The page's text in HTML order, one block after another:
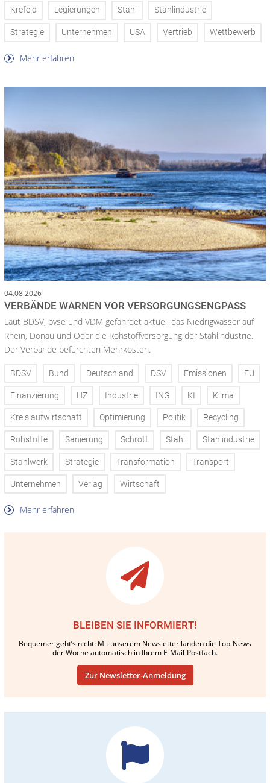
Krefeld Legierungen Stahl Stahlindustrie
Strategie Unternehmen USA Vertrieb Wettbewerb
Mehr erfahren
04.08.2026
VERBÄNDE WARNEN VOR VERSORGUNGSENGPASS
Laut BDSV, bvse und VDM gefährdet aktuell das Niedrigwasser auf
Rhein, Donau und Oder die Rohstoffversorgung der Stahlindustrie.
Der Verbände befürchten Mehrkosten.
BDSV Bund Deutschland DSV Emissionen EU
Finanzierung HZ Industrie ING KI Klima
Kreislaufwirtschaft Optimierung Politik Recycling
Rohstoffe Sanierung Schrott Stahl Stahlindustrie
Stahlwerk Strategie Transformation Transport
Unternehmen Verlag Wirtschaft
Mehr erfahren
BLEIBEN SIE INFORMIERT!
Bequemer geht’s nicht: Mit unserem Newsletter landen die Top-News
der Woche automatisch in Ihrem E-Mail-Postfach.
Zur Newsletter-Anmeldung